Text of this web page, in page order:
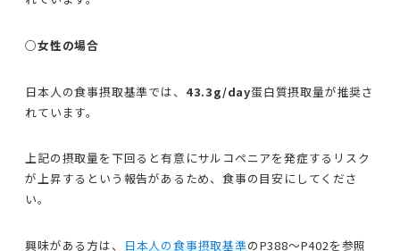
○女性の場合
日本人の食事摂取基準では、 43.3g/day蛋白質摂取量が推奨さ
れています。
上記の摂取量を下回ると有意にサルコペニアを発症するリスク
が上昇するという報告があるため、食事の目安にしてくださ
い。
興味がある方は、 日本人の食事摂取基準のP388〜P402を参照